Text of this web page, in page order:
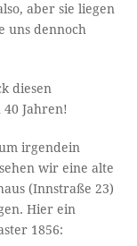
aber sie liegen
uns dennoch
diesen
Jahren!
irgendein
wir eine alte
(Innstraße 23)
Hier ein
1856: